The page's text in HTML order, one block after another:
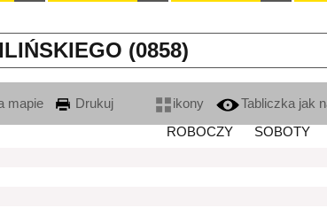
(0858)
mapie Drukuj ikony
Tabliczka jak
ROBOCZY
SOBOTY